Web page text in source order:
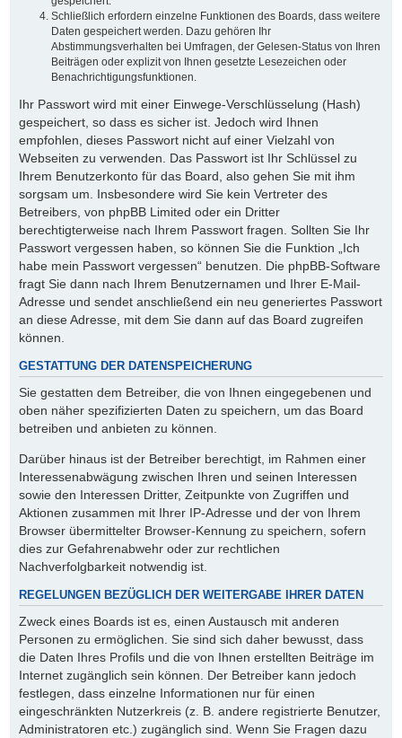
Schließlich erfordern einzelne Funktionen des Boards, dass weitere
Daten gespeichert werden. Dazu gehören Ihr
Abstimmungsverhalten bei Umfragen, der Gelesen-Status von Ihren
Beiträgen oder explizit von Ihnen gesetzte Lesezeichen oder
Benachrichtigungsfunktionen.
Ihr Passwort wird mit einer Einwege-Verschlüsselung (Hash)
gespeichert, so dass es sicher ist. Jedoch wird Ihnen
empfohlen, dieses Passwort nicht auf einer Vielzahl von
Webseiten zu verwenden. Das Passwort ist Ihr Schlüssel zu
Ihrem Benutzerkonto für das Board, also gehen Sie mit ihm
sorgsam um. Insbesondere wird Sie kein Vertreter des
Betreibers, von phpBB Limited oder ein Dritter
berechtigterweise nach Ihrem Passwort fragen. Sollten Sie Ihr
Passwort vergessen haben, so können Sie die Funktion „Ich
habe mein Passwort vergessen“ benutzen. Die phpBB-Software
fragt Sie dann nach Ihrem Benutzernamen und Ihrer E-Mail-
Adresse und sendet anschließend ein neu generiertes Passwort
an diese Adresse, mit dem Sie dann auf das Board zugreifen
können.
GESTATTUNG DER DATENSPEICHERUNG
Sie gestatten dem Betreiber, die von Ihnen eingegebenen und
oben näher spezifizierten Daten zu speichern, um das Board
betreiben und anbieten zu können.
Darüber hinaus ist der Betreiber berechtigt, im Rahmen einer
Interessenabwägung zwischen Ihren und seinen Interessen
sowie den Interessen Dritter, Zeitpunkte von Zugriffen und
Aktionen zusammen mit Ihrer IP-Adresse und der von Ihrem
Browser übermittelter Browser-Kennung zu speichern, sofern
dies zur Gefahrenabwehr oder zur rechtlichen
Nachverfolgbarkeit notwendig ist.
REGELUNGEN BEZÜGLICH DER WEITERGABE IHRER DATEN
Zweck eines Boards ist es, einen Austausch mit anderen
Personen zu ermöglichen. Sie sind sich daher bewusst, dass
die Daten Ihres Profils und die von Ihnen erstellten Beiträge im
Internet zugänglich sein können. Der Betreiber kann jedoch
festlegen, dass einzelne Informationen nur für einen
eingeschränkten Nutzerkreis (z. B. andere registrierte Benutzer,
Administratoren etc.) zugänglich sind. Wenn Sie Fragen dazu